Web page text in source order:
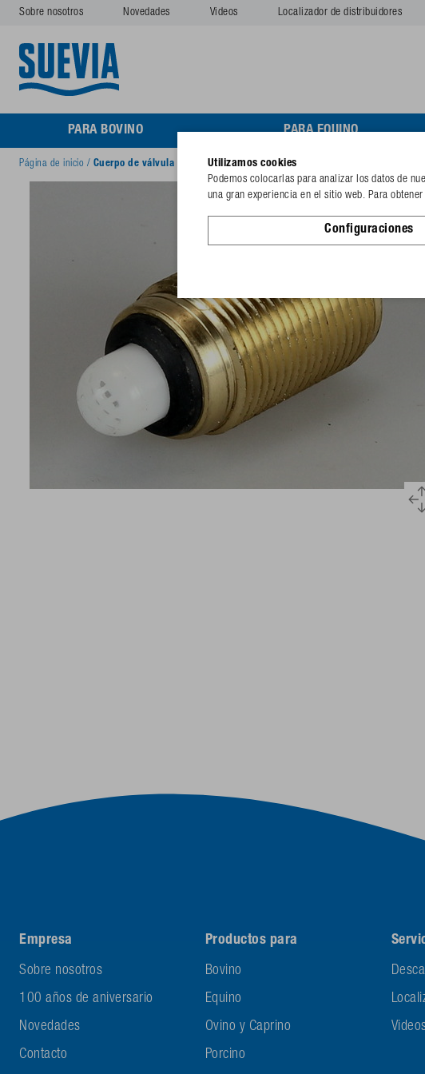
Sobre nosotros Novedades Videos Localizador de distribuidores
PARA BOVINO PARA EQUINO
Página de inicio / Cuerpo de válvula con junta de goma, filtro
Empresa
Sobre nosotros
100 años de aniversario
Novedades
Contacto
Productos para
Bovino
Equino
Ovino y Caprino
Porcino
Utilizamos cookies
Podemos colocarlas para analizar los datos de
una gran experiencia en el sitio web. Para
Configuraciones